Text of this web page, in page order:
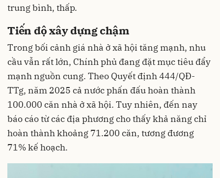
trung bình, thấp.
Tiến độ xây dựng chậm
Trong bối cảnh giá nhà ở xã hội tăng mạnh, nhu
cầu vẫn rất lớn, Chính phủ đang đặt mục tiêu đẩy
mạnh nguồn cung. Theo Quyết định 444/QĐ-
TTg, năm 2025 cả nước phấn đấu hoàn thành
100.000 căn nhà ở xã hội. Tuy nhiên, đến nay
báo cáo từ các địa phương cho thấy khả năng chỉ
hoàn thành khoảng 71.200 căn, tương đương
71% kế hoạch.